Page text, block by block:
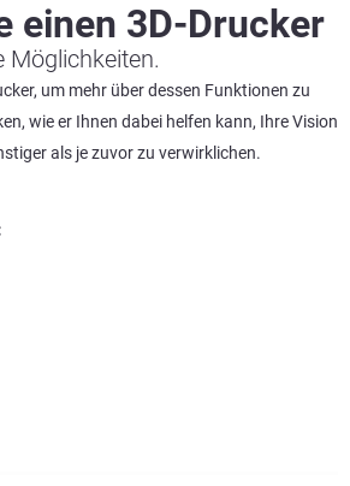
einen 3D-Drucker
Möglichkeiten.
um mehr über dessen Funktionen zu
wie er Ihnen dabei helfen kann, Ihre Vision
als je zuvor zu verwirklichen.